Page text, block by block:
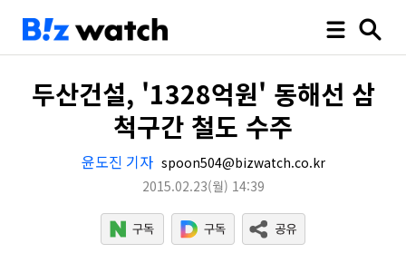
두산건설, '1328억원' 동해선 삼
척구간 철도 수주
윤도진 기자 spoon504@bizwatch.co.kr
2015.02.23(월) 14:39